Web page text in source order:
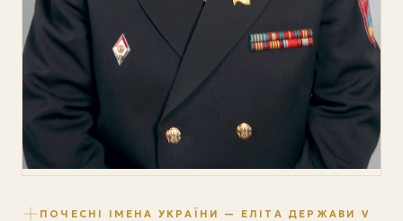
ПОЧЕСНІ ІМЕНА УКРАЇНИ — ЕЛІТА ДЕРЖАВИ V